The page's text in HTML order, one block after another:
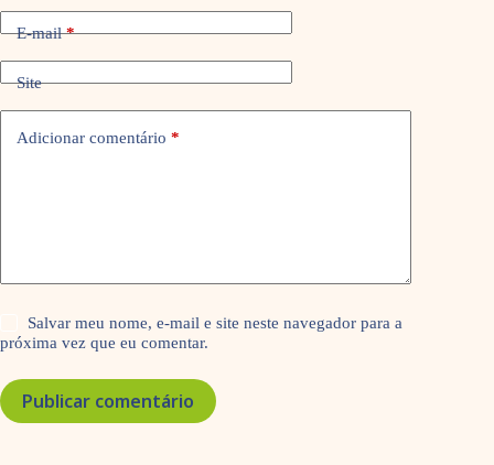
E-mail*
Site
Adicionar comentário *
Salvar meu nome, e-mail e site neste navegador para a
próxima vez que eu comentar.
Publicar comentário